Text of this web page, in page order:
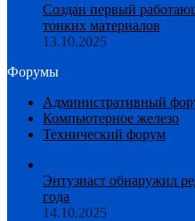
Создан первый
тонких материалов
13.10.2025
Форумы
Административный
Компьютерное железо
Технический форум
Энтузиаст обнаружил
года
14.10.2025